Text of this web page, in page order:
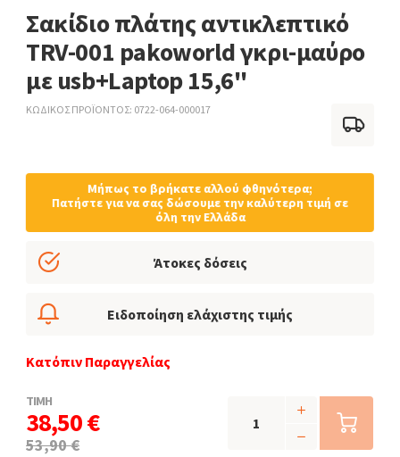
Σακίδιο πλάτης αντικλεπτικό
TRV-001 pakoworld γκρι-μαύρο
με usb+Laptop 15,6''
ΚΩΔΙΚΟΣ ΠΡΟΪΟΝΤΟΣ 0722-064-000017
ΤΙΜΗ
38,50 €
53,90 €
Μήπως το βρήκατε αλλού φθηνότερα;
Πατήστε για να σας δώσουμε την καλύτερη τιμή σε
όλη την Ελλάδα
Άτοκες δόσεις
Ειδοποίηση ελάχιστης τιμής
Κατόπιν Παραγγελίας